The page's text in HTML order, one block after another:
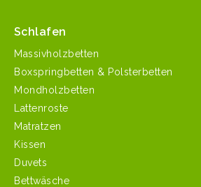
Schlafen
Massivholzbetten
Boxspringbetten & Polsterbetten
Mondholzbetten
Lattenroste
Matratzen
Kissen
Duvets
Bettwäsche